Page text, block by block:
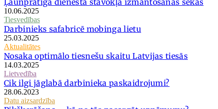
10.06.2025
Tiesvedības
Darbinieks safabricē mobinga lietu
25.03.2025
Aktualitātes
Nosaka optimālo tiesnešu skaitu Latvijas tiesās
14.03.2025
Lietvedība
Cik ilgi jāglabā darbinieka paskaidrojumi?
28.06.2023
Datu aizsardzība